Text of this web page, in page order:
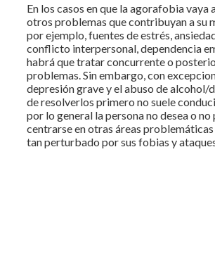
En los casos en que la agorafobia vaya
otros problemas que contribuyan a su
por ejemplo, fuentes de estrés,
conflicto interpersonal, dependencia
habrá que tratar concurrente o
problemas. Sin embargo, con
depresión grave y el abuso de alcohol/
de resolverlos primero no suele
por lo general la persona no desea o no
centrarse en otras áreas
tan perturbado por sus fobias y